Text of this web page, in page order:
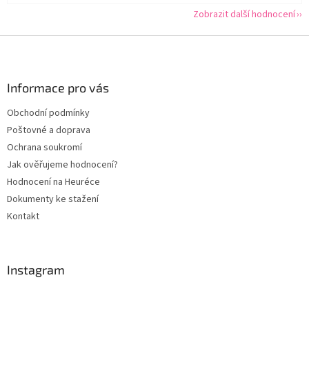
Zobrazit další hodnocení
Informace pro vás
Obchodní podmínky
Poštovné a doprava
Ochrana soukromí
Jak ověřujeme hodnocení?
Hodnocení na Heuréce
Dokumenty ke stažení
Kontakt
Instagram